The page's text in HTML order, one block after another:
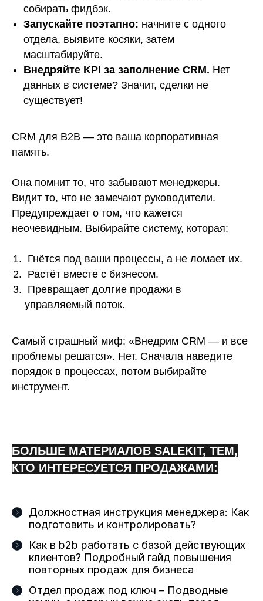
собирать фидбэк.
Запускайте поэтапно: начните с одного
отдела, выявите косяки, затем
масштабируйте.
Внедряйте KPI за заполнение CRM. Нет
данных в системе? Значит, сделки не
существует!
CRM для B2B — это ваша корпоративная
память.
Она помнит то, что забывают менеджеры.
Видит то, что не замечают руководители.
Предупреждает о том, что кажется
неочевидным. Выбирайте систему, которая:
Гнётся под ваши процессы, а не ломает их.
Растёт вместе с бизнесом.
Превращает долгие продажи в
управляемый поток.
Самый страшный миф: «Внедрим CRM — и все
проблемы решатся». Нет. Сначала наведите
порядок в процессах, потом выбирайте
инструмент.
БОЛЬШЕ МАТЕРИАЛОВ SALEKIT, ТЕМ,
КТО ИНТЕРЕСУЕТСЯ ПРОДАЖАМИ:
Должностная инструкция менеджера: Как
подготовить и контролировать?
Как в b2b работать с базой действующих
клиентов? Подробный гайд повышения
повторных продаж для бизнеса
Отдел продаж под ключ – Подводные